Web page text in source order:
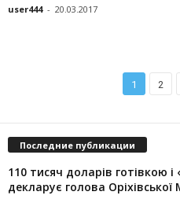
user444 - 20.03.2017
1 2
Последние публикации
110 тисяч доларів готівкою
декларує голова